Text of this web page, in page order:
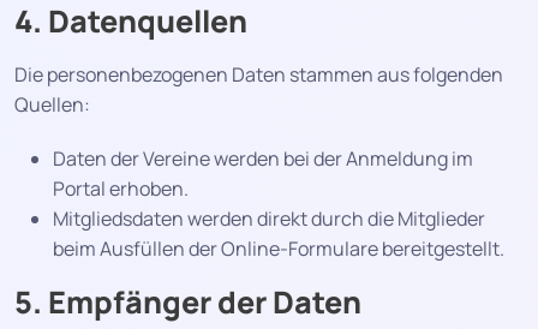
4. Datenquellen
Die personenbezogenen Daten stammen aus folgenden
Quellen:
Daten der Vereine werden bei der Anmeldung im
Portal erhoben.
Mitgliedsdaten werden direkt durch die Mitglieder
beim Ausfüllen der Online-Formulare bereitgestellt.
5. Empfänger der Daten